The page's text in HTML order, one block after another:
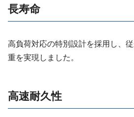
長寿命
高負荷対応の特別設計を採用し、
重を実現しました。
高速耐久性